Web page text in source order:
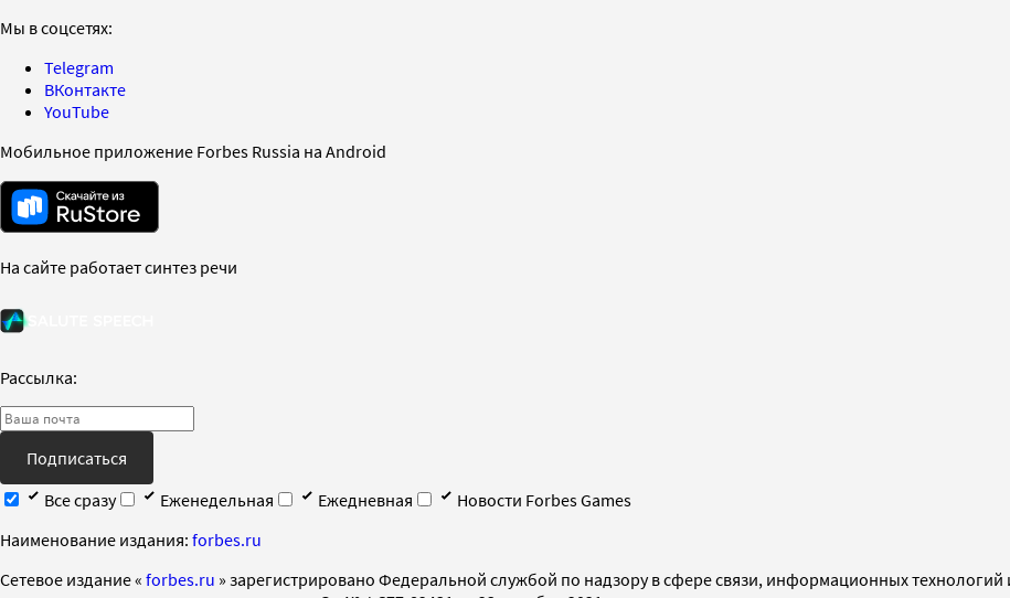
Мы в соцсетях:
Telegram
ВКонтакте
YouTube
Мобильное приложение Forbes Russia на Android
На сайте работает синтез речи
Рассылка:
Подписаться
Все сразу
Еженедельная Ежедневная
Новости Forbes Games
Наименование издания: forbes.ru
Cетевое издание « forbes.ru » зарегистрировано Федеральной службой по надзору в сфере связи, информационных